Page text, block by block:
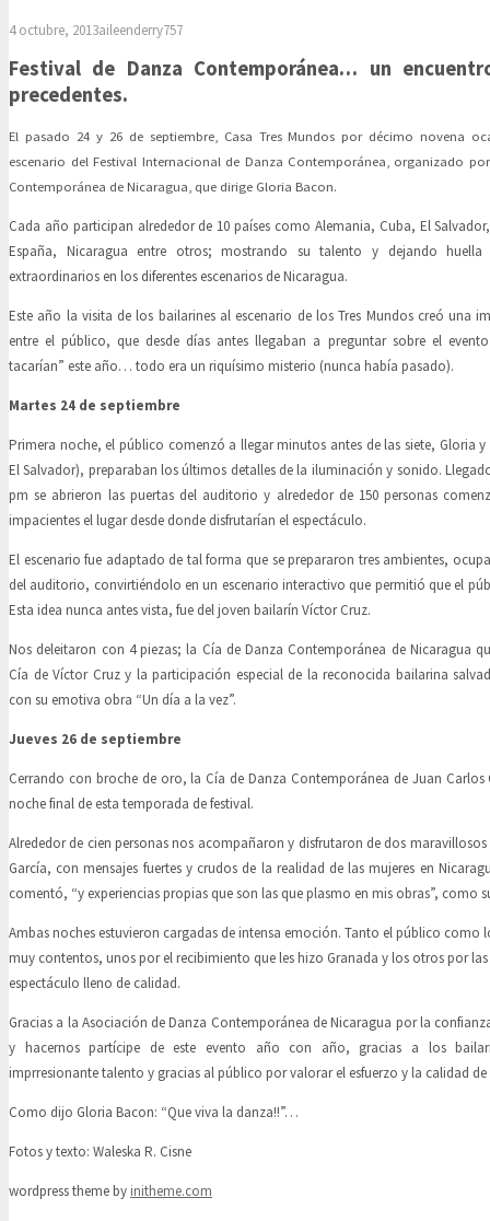
4 octubre, 2013aileenderry757
Festival de Danza Contemporánea… un
precedentes.
El pasado 24 y 26 de septiembre, Casa Tres Mundos por décimo novena
escenario del Festival Internacional de Danza Contemporánea, organizado
Contemporánea de Nicaragua, que dirige Gloria Bacon.
Cada año participan alrededor de 10 países como Alemania, Cuba, El
España, Nicaragua entre otros; mostrando su talento y dejando
extraordinarios en los diferentes escenarios de Nicaragua.
Este año la visita de los bailarines al escenario de los Tres Mundos creó una
entre el público, que desde días antes llegaban a preguntar sobre el
tacarían” este año… todo era un riquísimo misterio (nunca había pasado).
Martes 24 de septiembre
Primera noche, el público comenzó a llegar minutos antes de las siete, Gloria
El Salvador), preparaban los últimos detalles de la iluminación y sonido.
pm se abrieron las puertas del auditorio y alrededor de 150 personas
impacientes el lugar desde donde disfrutarían el espectáculo.
El escenario fue adaptado de tal forma que se prepararon tres ambientes,
del auditorio, convirtiéndolo en un escenario interactivo que permitió que el
Esta idea nunca antes vista, fue del joven bailarín Víctor Cruz.
Nos deleitaron con 4 piezas; la Cía de Danza Contemporánea de Nicaragua
Cía de Víctor Cruz y la participación especial de la reconocida bailarina
con su emotiva obra “Un día a la vez”.
Jueves 26 de septiembre
Cerrando con broche de oro, la Cía de Danza Contemporánea de Juan Carlos
noche final de esta temporada de festival.
Alrededor de cien personas nos acompañaron y disfrutaron de dos
García, con mensajes fuertes y crudos de la realidad de las mujeres en
comentó, “y experiencias propias que son las que plasmo en mis obras”, como
Ambas noches estuvieron cargadas de intensa emoción. Tanto el público como
muy contentos, unos por el recibimiento que les hizo Granada y los otros por
espectáculo lleno de calidad.
Gracias a la Asociación de Danza Contemporánea de Nicaragua por la
y hacernos partícipe de este evento año con año, gracias a los
imprresionante talento y gracias al público por valorar el esfuerzo y la calidad
Como dijo Gloria Bacon: “Que viva la danza!!”…
Fotos y texto: Waleska R. Cisne
wordpress theme by initheme.com